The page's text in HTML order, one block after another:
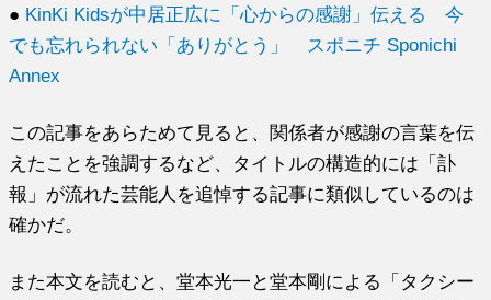
● KinKi Kidsが中居正広に「心からの感謝」伝える 今
でも忘れられない「ありがとう」 スポニチ Sponichi
Annex
この記事をあらためて見ると、関係者が感謝の言葉を伝
えたことを強調するなど、タイトルの構造的には「訃
報」が流れた芸能人を追悼する記事に類似しているのは
確かだ。
また本文を読むと、堂本光一と堂本剛による「タクシー